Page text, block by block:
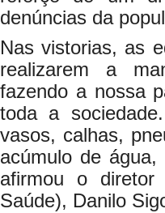
denúncias da
Nas vistorias, as
realizarem a
fazendo a nossa
toda a
vasos, calhas,
acúmulo de
afirmou o
Saúde), Danilo